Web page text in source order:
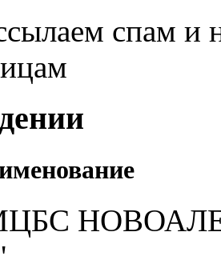
спам и